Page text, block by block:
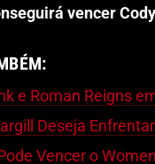
vencer
e Roman Reigns
Deseja
Vencer o